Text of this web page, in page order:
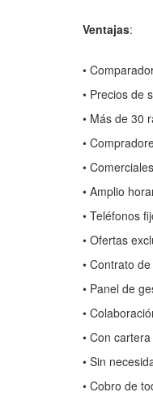
Ventajas:
•
• Precios de
• Más de 30
•
•
• Amplio
• Teléfonos
• Ofertas
• Contrato
• Panel de
•
• Con
• Sin
• Cobro de